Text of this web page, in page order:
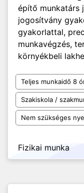
építő munkatárs
jogosítvány
gyakorlattal,
munkavégzés,
környékbeli
Teljes munkaidő 8
Szakiskola /
Nem szükséges
Fizikai munka